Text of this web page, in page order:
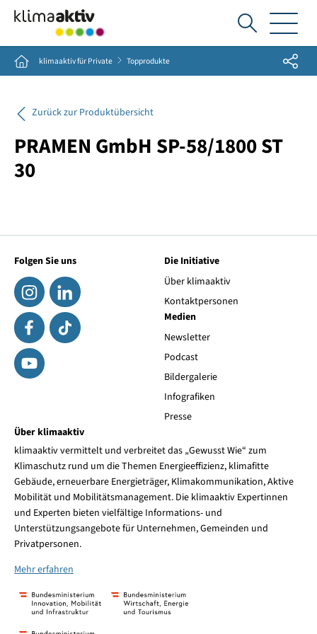
Ich
suche...
Home klimaaktiv für Private Topprodukte Share
Zurück zur Produktübersicht
PRAMEN GmbH SP-58/1800 ST
30
Folgen Sie uns
Die Initiative
Über klimaaktiv
Kontaktpersonen
Medien
Newsletter
Podcast
Bildergalerie
Infografiken
Presse
Über klimaaktiv
klimaaktiv vermittelt und verbreitet das „Gewusst Wie“ zum
Klimaschutz rund um die Themen Energieeffizienz, klimafitte
Gebäude, erneuerbare Energieträger, Klimakommunikation, Aktive
Mobilität und Mobilitätsmanagement. Die klimaaktiv Expertinnen
und Experten bieten vielfältige Informations- und
Unterstützungsangebote für Unternehmen, Gemeinden und
Privatpersonen.
Mehr erfahren